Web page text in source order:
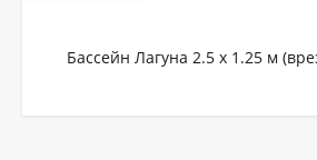
Бассейн Лагуна 2.5 х 1.25 м